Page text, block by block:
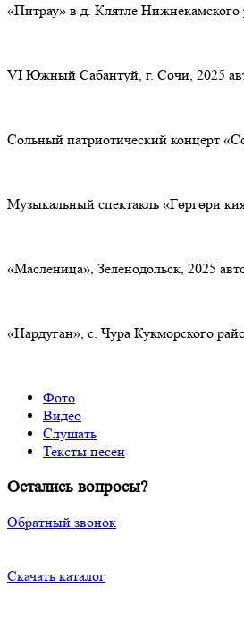
«Питрау» в д. Клятле
VI Южный Сабантуй, г. Сочи, 2025
Сольный патриотический концерт
Музыкальный спектакль «Гөргөри
«Масленица», Зеленодольск, 2025
«Нардуган», с. Чура Кукморского
Фото
Видео
Слушать
Тексты песен
Остались вопросы?
Обратный звонок
Скачать каталог